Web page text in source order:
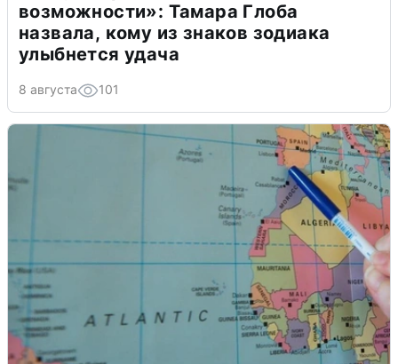
возможности»: Тамара Глоба
назвала, кому из знаков зодиака
улыбнется удача
8 августа 101